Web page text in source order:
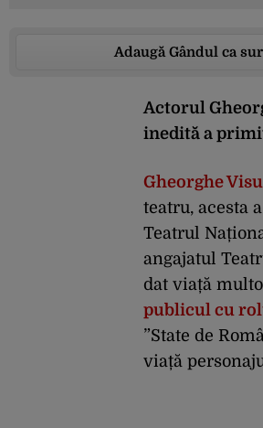
Adaugă Gândul ca
Actorul
inedită a
Gheorghe
teatru, acesta
Teatrul
angajatul
dat viață
publicul cu
”State de
viață